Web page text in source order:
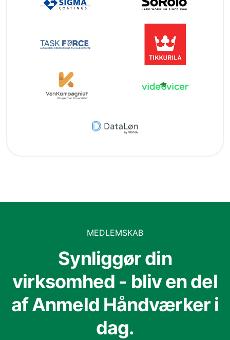
MEDLEMSKAB
Synliggør din
virksomhed - bliv en del
af Anmeld Håndværker i
dag.